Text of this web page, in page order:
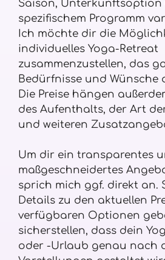
Saison, Unterkunftsoption
spezifischem Programm
Ich möchte dir die
individuelles Yoga-Retreat
zusammenzustellen, das
Bedürfnisse und Wünsche
Die Preise hängen
des Aufenthalts, der Art
und weiteren
Um dir ein transparentes
maßgeschneidertes
sprich mich ggf. direkt an.
Details zu den aktuellen
verfügbaren Optionen
sicherstellen, dass dein
oder -Urlaub genau nach